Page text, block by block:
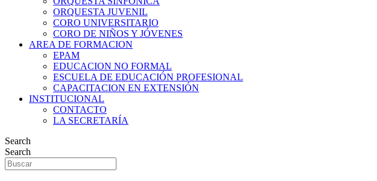
ORQUESTA JUVENIL
CORO UNIVERSITARIO
CORO DE NIÑOS Y JÓVENES
AREA DE FORMACION
EPAM
EDUCACION NO FORMAL
ESCUELA DE EDUCACIÓN PROFESIONAL
CAPACITACION EN EXTENSIÓN
INSTITUCIONAL
CONTACTO
LA SECRETARÍA
Search
Search